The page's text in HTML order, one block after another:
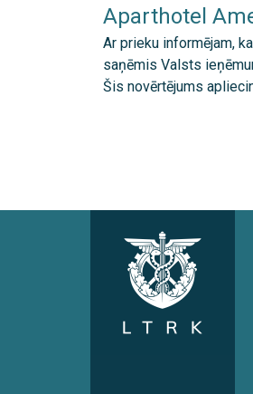
Aparthotel
Ar prieku informējam,
saņēmis Valsts
Šis novērtējums